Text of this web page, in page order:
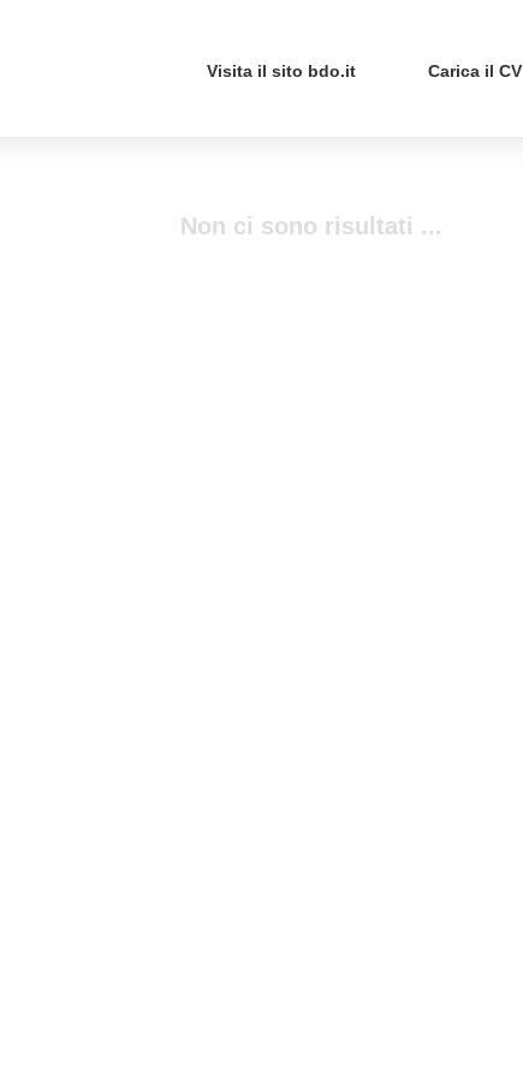
Visita il sito bdo.it Carica il CV
Non ci sono risultati ...